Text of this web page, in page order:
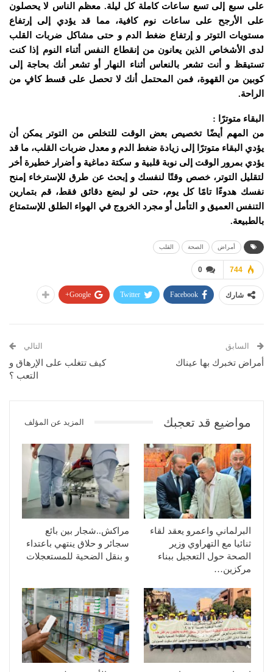
على سبع إلى تسع ساعات كاملة كل ليلة. معظم الناس لا يحصلون
على الأرجح على ساعات نوم كافية، مما قد يؤدي إلى إرتفاع
مستويات التوتر و إرتفاع ضغط الدم و حتى مشاكل ضربات القلب
لدى الأشخاص الذين يعانون من إنقطاع النفس أثناء النوم إذا كنت
تستيقظ و أنت تشعر بالنعاس أثناء النهار أو تشعر أنك بحاجة إلى
كوبين من القهوة، فمن المحتمل أنك لا تحصل على قسط كافٍ من
الراحة.
البقاء متوترًا :
من المهم أيضًا تخصيص بعض الوقت للتخلص من التوتر يمكن أن
يؤدي البقاء متوترًا إلى زيادة ضغط الدم و معدل ضربات القلب، ما قد
يؤدي بمرور الوقت إلى نوبة قلبية و سكتة دماغية و أضرار خطيرة أخر
لتقليل التوتر، خصص وقتًا لنفسك و إبحث عن طرق للإسترخاء إمنح
نفسك هدوءًا تامًا كل يوم، حتى لو لبضع دقائق فقط، قم بتمارين
التنفس العميق و التأمل أو مجرد الخروج في الهواء الطلق للإستمتاع
بالطبيعة.
أمراض الصحة القلب
0 744
شارك Facebook
Twitter
Google+
السابق
أمراض تخبرك بها عيناك
التالي
كيف تتغلب على الإرهاق و
التعب ؟
مواضيع قد تعجبك المزيد عن المؤلف
البرلماني واعمرو يعقد لقاء
ثنائيا مع التهراوي وزير
الصحة حول التعجيل ببناء
مركزين…
مراكش..شجار بين بائع
سجائر و حلاق ينتهي باعتداء
و بنقل الضحية للمستعجلات